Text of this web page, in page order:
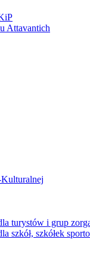
Attavantich
turystów i grup
szkół, szkółek